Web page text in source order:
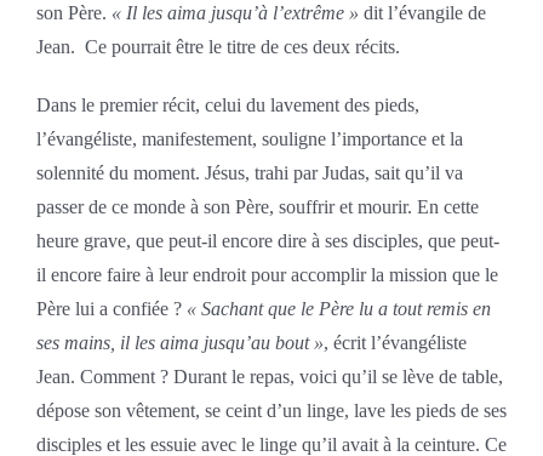
son Père. « Il les aima jusqu’à l’extrême » dit l’évangile de
Jean. Ce pourrait être le titre de ces deux récits.
Dans le premier récit, celui du lavement des pieds,
l’évangéliste, manifestement, souligne l’importance et la
solennité du moment. Jésus, trahi par Judas, sait qu’il va
passer de ce monde à son Père, souffrir et mourir. En cette
heure grave, que peut-il encore dire à ses disciples, que peut-
il encore faire à leur endroit pour accomplir la mission que le
Père lui a confiée ? « Sachant que le Père lu a tout remis en
ses mains, il les aima jusqu’au bout », écrit l’évangéliste
Jean. Comment ? Durant le repas, voici qu’il se lève de table,
dépose son vêtement, se ceint d’un linge, lave les pieds de ses
disciples et les essuie avec le linge qu’il avait à la ceinture. Ce